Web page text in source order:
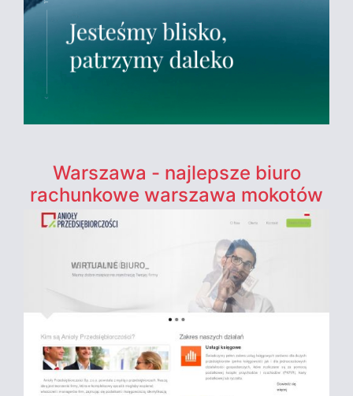
Warszawa - najlepsze biuro
rachunkowe warszawa mokotów